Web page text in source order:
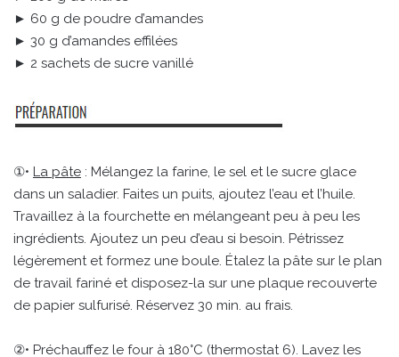
► 60 g de poudre d’amandes
► 30 g d’amandes effilées
► 2 sachets de sucre vanillé
①• La pâte : Mélangez la farine, le sel et le sucre glace
dans un saladier. Faites un puits, ajoutez l’eau et l’huile.
Travaillez à la fourchette en mélangeant peu à peu les
ingrédients. Ajoutez un peu d’eau si besoin. Pétrissez
légèrement et formez une boule. Étalez la pâte sur le plan
de travail fariné et disposez-la sur une plaque recouverte
de papier sulfurisé. Réservez 30 min. au frais.
②• Préchauffez le four à 180°C (thermostat 6). Lavez les